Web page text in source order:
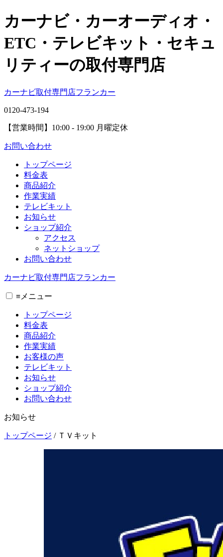
カーナビ・カーオーディオ・
ETC・テレビキット・セキュ
リティーの取付専門店
カーナビ取付専⾨店フランカー
0120-473-194
【営業時間】 10:00 - 19:00 月曜定休
お問い合わせ
トップページ
料金表
商品紹介
作業実績
テレビキット
お知らせ
ショップ紹介
アクセス
ネットショップ
お問い合わせ
カーナビ取付専⾨店フランカー
≡ メニュー
トップページ
料金表
商品紹介
作業実績
お客様の声
テレビキット
お知らせ
ショップ紹介
お問い合わせ
お知らせ
トップページ / ＴＶキット